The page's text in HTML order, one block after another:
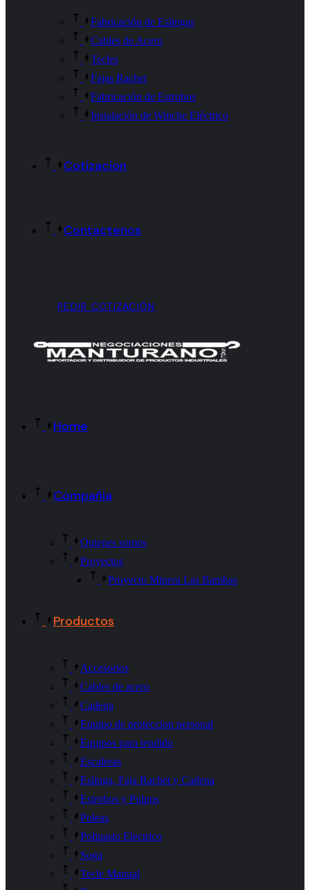
Fabricación de Eslingas
Cables de Acero
Tecles
Fajas Rachet
Fabricación de Estrobos
Instalación de Winche Eléctrico
Cotizacion
Contactenos
PEDIR COTIZACIÓN
Home
Compañia
Quienes somos
Proyectos
Proyecto Minera Las Bambas
Productos
Accesorios
Cables de acero
Cadena
Equipo de proteccion personal
Equipos para tendido
Escaleras
Eslinga, Faja Rachet y Cadena
Estrobos y Pulpos
Poleas
Polipasto Electrico
Soga
Tecle Manual